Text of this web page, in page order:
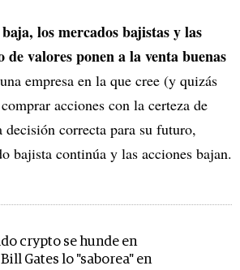
los mercados bajistas y las
de valores ponen a la venta buenas
empresa en la que cree (y quizás
acciones con la certeza de
decisión correcta para su futuro,
bajista continúa y las acciones bajan.
crypto se hunde en
Gates lo "saborea" en